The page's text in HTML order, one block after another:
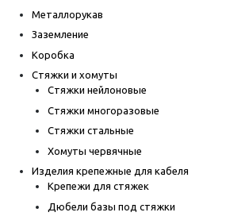
Металлорукав
Заземление
Коробка
Стяжки и хомуты
Стяжки нейлоновые
Стяжки многоразовые
Стяжки стальные
Хомуты червячные
Изделия крепежные для кабеля
Крепежи для стяжек
Дюбели базы под стяжки